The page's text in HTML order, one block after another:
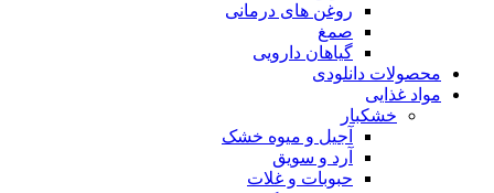
روغن های درمانی
صمغ
گیاهان دارویی
محصولات دانلودی
مواد غذایی
خشکبار
آجیل و میوه خشک
آرد و سویق
حبوبات و غلات